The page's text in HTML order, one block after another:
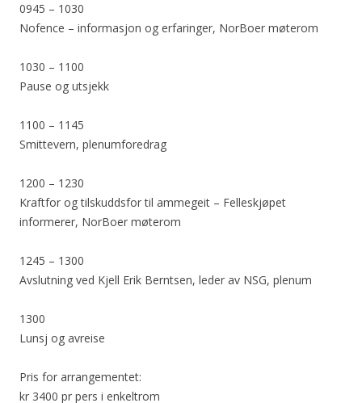
0945 – 1030
Nofence – informasjon og erfaringer, NorBoer møterom
1030 – 1100
Pause og utsjekk
1100 – 1145
Smittevern, plenumforedrag
1200 – 1230
Kraftfor og tilskuddsfor til ammegeit – Felleskjøpet
informerer, NorBoer møterom
1245 – 1300
Avslutning ved Kjell Erik Berntsen, leder av NSG, plenum
1300
Lunsj og avreise
Pris for arrangementet:
kr 3400 pr pers i enkeltrom